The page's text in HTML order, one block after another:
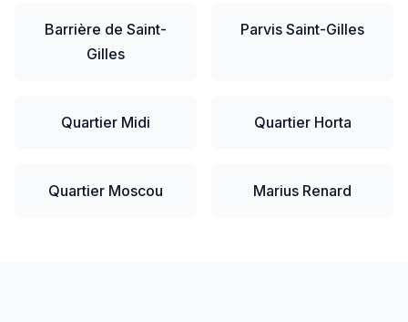
Barrière de Saint-
Gilles
Parvis Saint-Gilles
Quartier Midi Quartier Horta
Quartier Moscou Marius Renard